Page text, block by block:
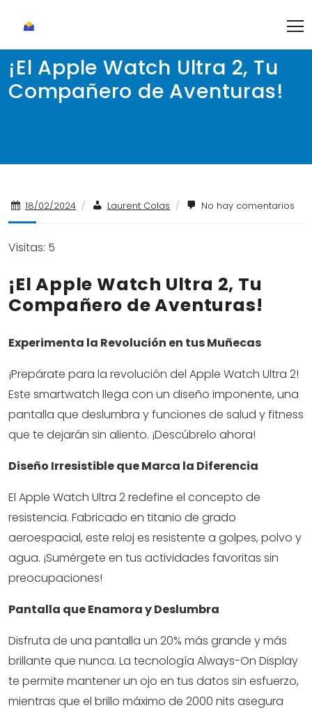
content
¡El Apple Watch Ultra 2, Tu
Compañero de Aventuras!
18/02/2024 / Laurent Colas / No hay comentarios
Visitas: 5
¡El Apple Watch Ultra 2, Tu
Compañero de Aventuras!
Experimenta la Revolución en tus Muñecas
¡Prepárate para la revolución del Apple Watch Ultra 2!
Este smartwatch llega con un diseño imponente, una
pantalla que deslumbra y funciones de salud y fitness
que te dejarán sin aliento. ¡Descúbrelo ahora!
Diseño Irresistible que Marca la Diferencia
El Apple Watch Ultra 2 redefine el concepto de
resistencia. Fabricado en titanio de grado
aeroespacial, este reloj es resistente a golpes, polvo y
agua. ¡Sumérgete en tus actividades favoritas sin
preocupaciones!
Pantalla que Enamora y Deslumbra
Disfruta de una pantalla un 20% más grande y más
brillante que nunca. La tecnología Always-On Display
te permite mantener un ojo en tus datos sin esfuerzo,
mientras que el brillo máximo de 2000 nits asegura